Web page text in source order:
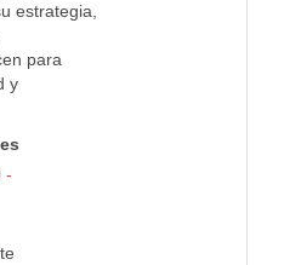
estrategia,
para
y
-